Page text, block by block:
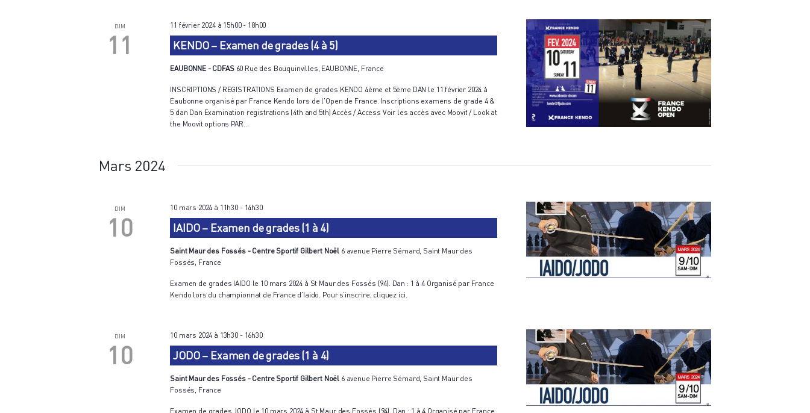
DIM
11 KENDO – Examen de grades (4 à 5)
11 février 2024 à 15h00- 18h00
EAUBONNE - CDFAS 60 Rue des Bouquinvilles, EAUBONNE, France
INSCRIPTIONS / REGISTRATIONS Examen de grades KENDO 4ème et 5ème DAN le 11 février 2024 à
Eaubonne organisé par France Kendo lors de l'Open de France. Inscriptions examens de grade 4 &
5 dan Dan Examination registrations (4th and 5th) Accès / Access Voir les accès avec Moovit / Look at
the Moovit options PAR…
Mars 2024
DIM
10 IAIDO – Examen de grades (1 à 4)
10 mars 2024 à 11h30 - 14h30
Saint Maur des Fossés - Centre Sportif Gilbert Noël 6 avenue Pierre Sémard, Saint Maur des
Fossés, France
Examen de grades IAIDO le 10 mars 2024 à St Maur des Fossés (94). Dan : 1 à 4 Organisé par France
Kendo lors du championnat de France d'Iaido. Pour s’inscrire, cliquez ici.
DIM
10 JODO – Examen de grades (1 à 4)
10 mars 2024 à 13h30 - 16h30
Saint Maur des Fossés - Centre Sportif Gilbert Noël 6 avenue Pierre Sémard, Saint Maur des
Fossés, France
Examen de grades JODO le 10 mars 2024 à St Maur des Fossés (94). Dan : 1 à 4 Organisé par France